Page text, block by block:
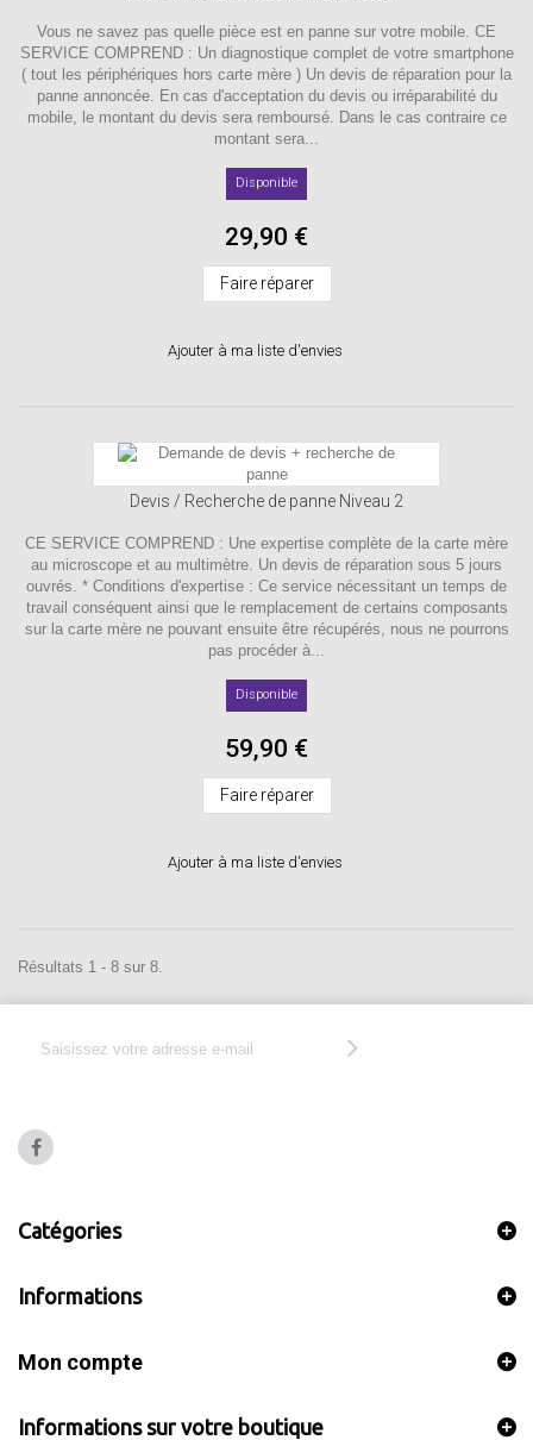
Vous ne savez pas quelle pièce est en panne sur votre mobile. CE
SERVICE COMPREND : Un diagnostique complet de votre smartphone
( tout les périphériques hors carte mère ) Un devis de réparation pour la
panne annoncée. En cas d'acceptation du devis ou irréparabilité du
mobile, le montant du devis sera remboursé. Dans le cas contraire ce
montant sera...
Disponible
29,90 €
Faire réparer
Ajouter à ma liste d'envies
Devis / Recherche de panne Niveau 2
CE SERVICE COMPREND : Une expertise complète de la carte mère
au microscope et au multimètre. Un devis de réparation sous 5 jours
ouvrés. * Conditions d'expertise : Ce service nécessitant un temps de
travail conséquent ainsi que le remplacement de certains composants
sur la carte mère ne pouvant ensuite être récupérés, nous ne pourrons
pas procéder à...
Disponible
59,90 €
Faire réparer
Ajouter à ma liste d'envies
Résultats 1 - 8 sur 8.
Catégories
Informations
Mon compte
Informations sur votre boutique